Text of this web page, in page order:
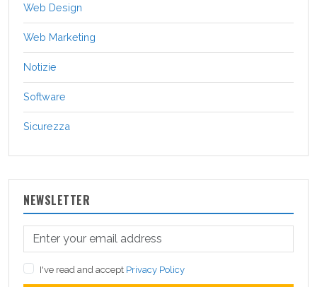
Web Design
Web Marketing
Notizie
Software
Sicurezza
NEWSLETTER
I've read and accept Privacy Policy